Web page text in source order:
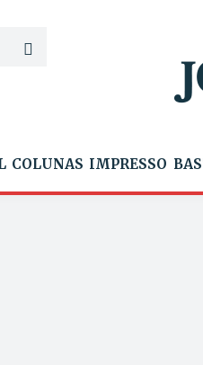
COLUNAS IMPRESSO